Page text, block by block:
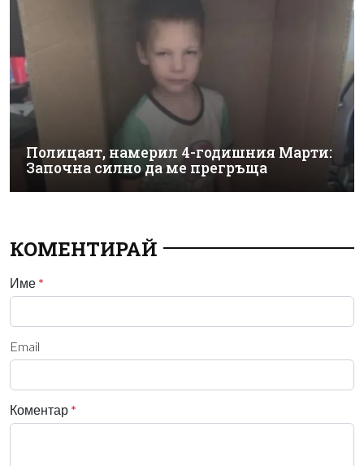
Полицаят, намерил 4-годишния Марти:
Започна силно да ме прегръща
КОМЕНТИРАЙ
Име *
Email
Коментар *